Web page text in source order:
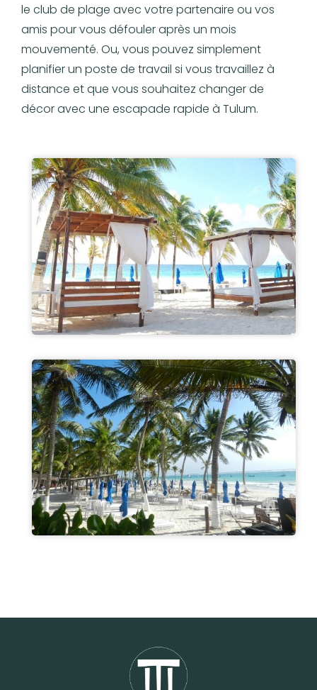
le club de plage avec votre partenaire ou vos
amis pour vous défouler après un mois
mouvementé. Ou, vous pouvez simplement
planifier un poste de travail si vous travaillez à
distance et que vous souhaitez changer de
décor avec une escapade rapide à Tulum.